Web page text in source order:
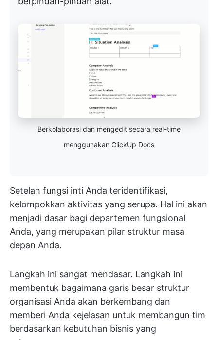
Berkolaborasi dan mengedit secara real-time
menggunakan ClickUp Docs
Setelah fungsi inti Anda teridentifikasi,
kelompokkan aktivitas yang serupa. Hal ini akan
menjadi dasar bagi departemen fungsional
Anda, yang merupakan pilar struktur masa
depan Anda.
Langkah ini sangat mendasar. Langkah ini
membentuk bagaimana garis besar struktur
organisasi Anda akan berkembang dan
memberi Anda kejelasan untuk membangun tim
berdasarkan kebutuhan bisnis yang